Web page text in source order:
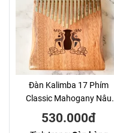
Đàn Kalimba 17 Phím
Classic Mahogany Nâu
Hươu Đôi Hluru
530.000đ